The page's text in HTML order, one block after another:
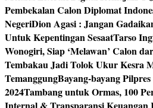
Pembekalan Calon Diplomat
NegeriDion Agasi : Jangan
Untuk Kepentingan SesaatTarso
Wonogiri, Siap ‘Melawan’ Calon
Tembakau Jadi Tolok Ukur Kesra
TemanggungBayang-bayang
2024Tambang untuk Ormas, 100